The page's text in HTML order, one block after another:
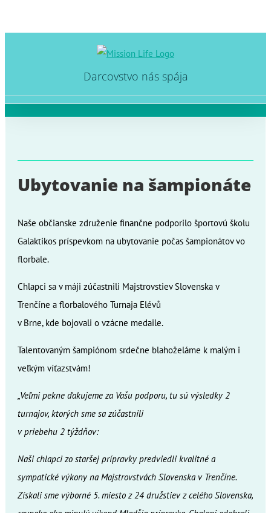
Darcovstvo nás spája
Ubytovanie na šampionáte
Naše občianske združenie finančne podporilo športovú školu
Galaktikos príspevkom na ubytovanie počas šampionátov vo
florbale.
Chlapci sa v máji zúčastnili Majstrovstiev Slovenska v
Trenčíne a florbalového Turnaja Elévů
v Brne, kde bojovali o vzácne medaile.
Talentovaným šampiónom srdečne blahoželáme k malým i
veľkým víťazstvám!
„Veľmi pekne ďakujeme za Vašu podporu, tu sú výsledky 2
turnajov, ktorých sme sa zúčastnili
v priebehu 2 týždňov:
Naši chlapci zo staršej prípravky predviedli kvalitné a
sympatické výkony na Majstrovstvách Slovenska v Trenčíne.
Získali sme výborné 5. miesto z 24 družstiev z celého Slovenska,